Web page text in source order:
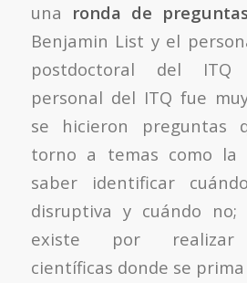
una ronda de preguntas
Benjamin List y el
postdoctoral del ITQ
personal del ITQ fue
se hicieron preguntas
torno a temas como la
saber identificar
disruptiva y cuándo
existe por realizar
científicas donde se